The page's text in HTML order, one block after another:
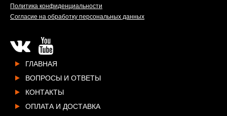
Политика конфиденциальности
Согласие на обработку персональных данных
ГЛАВНАЯ
ВОПРОСЫ И ОТВЕТЫ
КОНТАКТЫ
ОПЛАТА И ДОСТАВКА